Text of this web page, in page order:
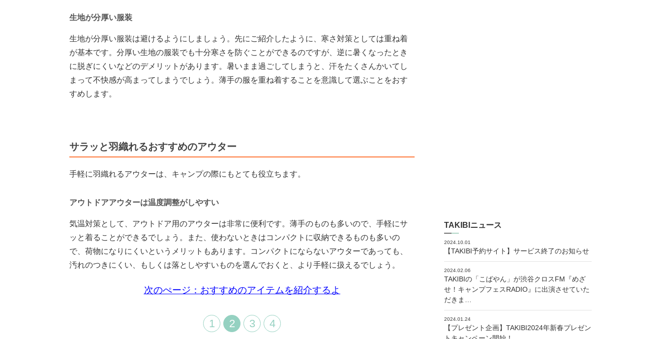
生地が分厚い服装
生地が分厚い服装は避けるようにしましょう。先にご紹介したように、寒さ対策としては重ね着
が基本です。分厚い生地の服装でも十分寒さを防ぐことができるのですが、逆に暑くなったとき
に脱ぎにくいなどのデメリットがあります。暑いまま過ごしてしまうと、汗をたくさんかいてし
まって不快感が高まってしまうでしょう。薄手の服を重ね着することを意識して選ぶことをおす
すめします。
サラッと羽織れるおすすめのアウター
手軽に羽織れるアウターは、キャンプの際にもとても役立ちます。
アウトドアアウターは温度調整がしやすい
気温対策として、アウトドア用のアウターは非常に便利です。薄手のものも多いので、手軽にサ
ッと着ることができるでしょう。また、使わないときはコンパクトに収納できるものも多いの
で、荷物になりにくいというメリットもあります。コンパクトにならないアウターであっても、
汚れのつきにくい、もしくは落としやすいものを選んでおくと、より手軽に扱えるでしょう。
次のぺージ：おすすめのアイテムを紹介するよ
1 2 3 4
TAKIBIニュース
2024.10.01
【TAKIBI予約サイト】サービス終了のお知らせ
2024.02.06
TAKIBIの「こばやん」が渋谷クロスFM『めざ
せ！キャンプフェスRADIO』に出演させていた
だきま…
2024.01.24
【プレゼント企画】TAKIBI2024年新春プレゼン